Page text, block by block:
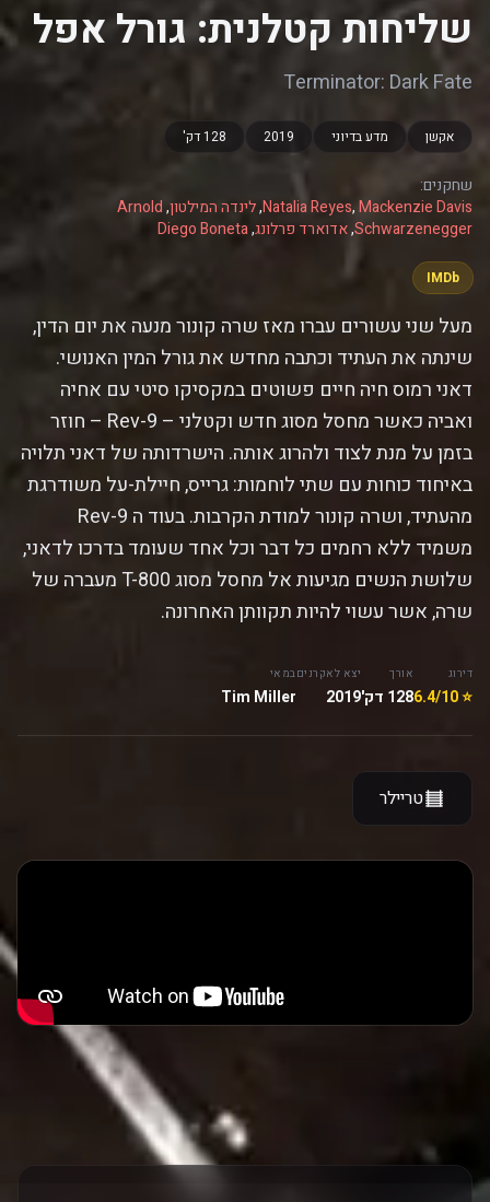
שליחות קטלנית: גורל אפל
Terminator: Dark Fate
אקשן מדע בדיוני 2019 128 דק'
שחקנים:
Natalia Reyes,Mackenzie Davis
,לינדה המילטון,
Arnold
Schwarzenegger
,אדוארד פרלונג,
Diego Boneta
IMDb
מעל שני עשורים עברו מאז שרה קונור מנעה את יום הדין,
שינתה את העתיד וכתבה מחדש את גורל המין האנושי.
דאני רמוס חיה חיים פשוטים במקסיקו סיטי עם אחיה
ואביה כאשר מחסל מסוג חדש וקטלני – Rev-9 – חוזר
בזמן על מנת לצוד ולהרוג אותה. הישרדותה של דאני תלויה
באיחוד כוחות עם שתי לוחמות: גרייס, חיילת-על משודרגת
מהעתיד, ושרה קונור למודת הקרבות. בעוד ה Rev-9
משמיד ללא רחמים כל דבר וכל אחד שעומד בדרכו לדאני,
שלושת הנשים מגיעות אל מחסל מסוג T-800 מעברה של
שרה, אשר עשוי להיות תקוותן האחרונה.
דירוג
⭐ 6.4/10
אורך
128 דק'
יצא לאקרנים
2019
במאי
Tim Miller
טריילר